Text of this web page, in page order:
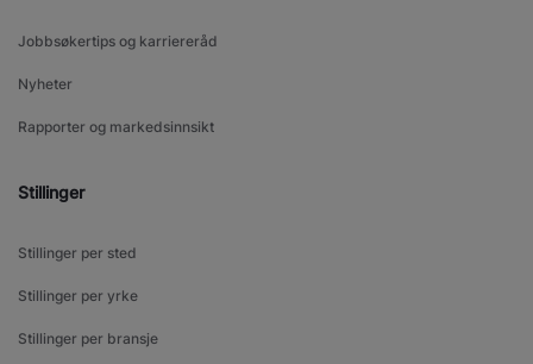
Jobbsøkertips og karriereråd
Nyheter
Rapporter og markedsinnsikt
Stillinger
Stillinger per sted
Stillinger per yrke
Stillinger per bransje